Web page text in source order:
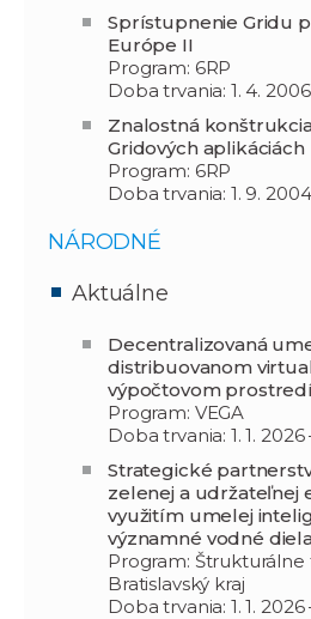
Sprístupnenie Gridu
Európe II
Program: 6RP
Doba trvania: 1. 4.
Znalostná
Gridových aplikáciách
Program: 6RP
Doba trvania: 1. 9.
NÁRODNÉ
Aktuálne
Decentralizovaná
distribuovanom
výpočtovom
Program: VEGA
Doba trvania: 1. 1. 2026
Strategické
zelenej a udržateľnej
využitím umelej
významné vodné
Program: Štrukturálne
Bratislavský kraj
Doba trvania: 1. 1. 2026